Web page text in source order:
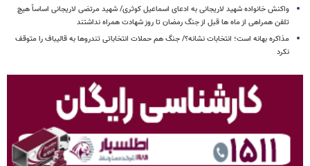
واکنش خانواده شهید لاریجانی به ادعای اسماعیل کوثری/ شهید مرتضی لاریجانی اساساً هیچ
تلفن همراهی از ماه ها قبل از جنگ رمضان تا روز شهادت همراه نداشتند
مذاکره بهانه است؛ انتخابات نشانه؟/ جنگ هم حملات انتخاباتی تندروها به قالیباف را متوقف
نکرد